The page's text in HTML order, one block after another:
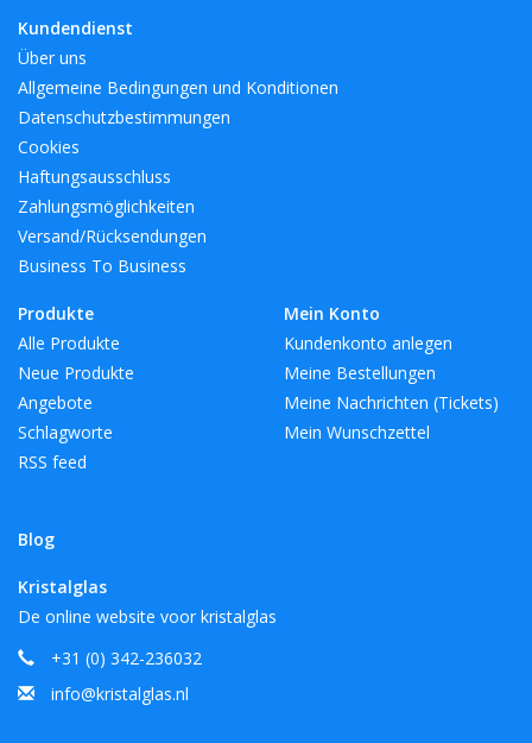
Kundendienst
Über uns
Allgemeine Bedingungen und Konditionen
Datenschutzbestimmungen
Cookies
Haftungsausschluss
Zahlungsmöglichkeiten
Versand/Rücksendungen
Business To Business
Produkte
Alle Produkte
Neue Produkte
Angebote
Schlagworte
RSS feed
Blog
Mein Konto
Kundenkonto anlegen
Meine Bestellungen
Meine Nachrichten (Tickets)
Mein Wunschzettel
Kristalglas
De online website voor kristalglas
+31 (0) 342-236032
info@kristalglas.nl